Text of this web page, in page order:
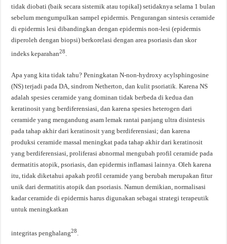
tidak diobati (baik secara sistemik atau topikal) setidaknya selama 1 bulan
sebelum mengumpulkan sampel epidermis. Pengurangan sintesis ceramide
di epidermis lesi dibandingkan dengan epidermis non-lesi (epidermis
diperoleh dengan biopsi) berkorelasi dengan area psoriasis dan skor
indeks keparahan28.
Apa yang kita tidak tahu? Peningkatan N-non-hydroxy acylsphingosine
(NS) terjadi pada DA, sindrom Netherton, dan kulit psoriatik. Karena NS
adalah spesies ceramide yang dominan tidak berbeda di kedua dan
keratinosit yang berdiferensiasi, dan karena spesies heterogen dari
ceramide yang mengandung asam lemak rantai panjang ultra disintesis
pada tahap akhir dari keratinosit yang berdiferensiasi; dan karena
produksi ceramide massal meningkat pada tahap akhir dari keratinosit
yang berdiferensiasi, proliferasi abnormal mengubah profil ceramide pada
dermatitis atopik, psoriasis, dan epidermis inflamasi lainnya. Oleh karena
itu, tidak diketahui apakah profil ceramide yang berubah merupakan fitur
unik dari dermatitis atopik dan psoriasis. Namun demikian, normalisasi
kadar ceramide di epidermis harus digunakan sebagai strategi terapeutik
untuk meningkatkan
integritas penghalang28.